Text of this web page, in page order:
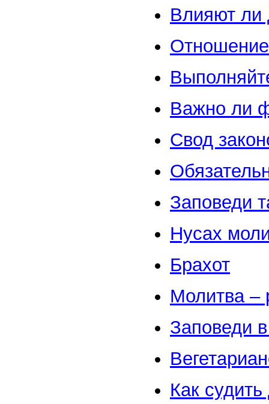
Влияют ли
Важно ли
Свод
Заповеди
Нусах
Брахот
Молитва –
Заповеди
Как судить